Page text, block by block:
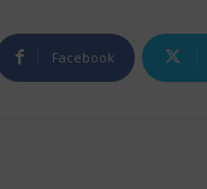
Facebook